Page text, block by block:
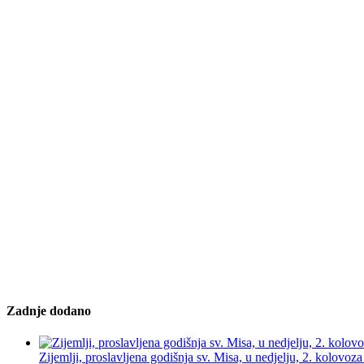
Zadnje dodano
Zijemlji, proslavljena godišnja sv. Misa, u nedjelju, 2.